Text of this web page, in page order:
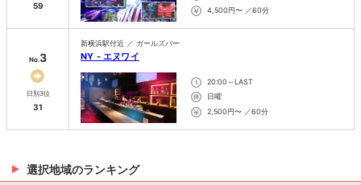
59
4,500円〜 ／60分
No.3
日別3位
31
新横浜駅付近 ／ ガールズバー
NY - エヌワイ
20:00～LAST
日曜
2,500円〜 ／60分
選択地域のランキング